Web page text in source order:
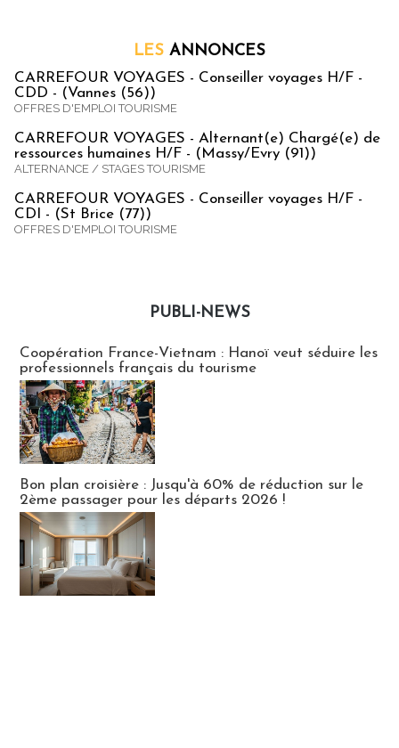
LES ANNONCES
CARREFOUR VOYAGES - Conseiller voyages H/F -
CDD - (Vannes (56))
OFFRES D'EMPLOI TOURISME
CARREFOUR VOYAGES - Alternant(e) Chargé(e) de
ressources humaines H/F - (Massy/Evry (91))
ALTERNANCE / STAGES TOURISME
CARREFOUR VOYAGES - Conseiller voyages H/F -
CDI - (St Brice (77))
OFFRES D'EMPLOI TOURISME
PUBLI-NEWS
Coopération France-Vietnam : Hanoï veut séduire les
professionnels français du tourisme
Bon plan croisière : Jusqu'à 60% de réduction sur le
2ème passager pour les départs 2026 !